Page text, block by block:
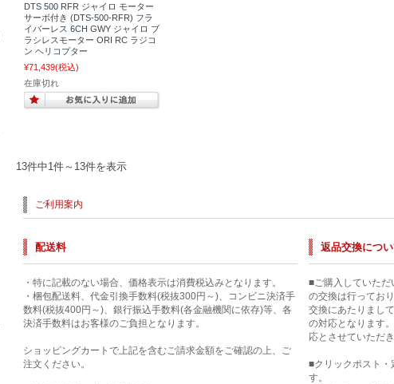
DTS 500 RFR ジャイロ モーター
サーボ付き (DTS-500-RFR) フラ
イバーレス 6CH GWY ジャイロ ブ
ラシレスモーター ORI RC ラジコ
ン ヘリコプター
¥71,439(税込)
在庫切れ
13件中1件～13件を表示
ご利用案内
配送料
・特に記載のない場合、価格表示は消費税込みとなります。
・梱包配送料、代金引換手数料(税抜300円～)、コンビニ決済手
数料(税抜400円～)、銀行振込手数料(各金融機関に依存)等、各
決済手数料はお客様のご負担となります。
ショッピングカートで上記を含むご請求金額をご確認の上、ご
注文ください。
返品交換につ
■ご購入していた
の交換は行ってお
交換にあたりまし
の対応となります
応とさせていただ
■クリックポスト
す。